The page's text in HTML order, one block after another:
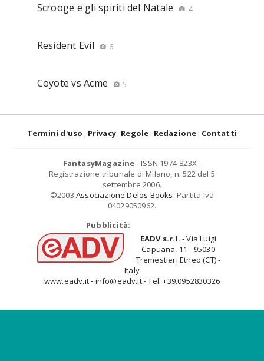
Scrooge e gli spiriti del Natale 4
Resident Evil 6
Coyote vs Acme 5
Termini d'uso Privacy Regole Redazione Contatti
FantasyMagazine - ISSN 1974-823X -
Registrazione tribunale di Milano, n. 522 del 5
settembre 2006.
©2003 Associazione Delos Books. Partita Iva
04029050962.
Pubblicità:
EADV s.r.l. - Via Luigi
Capuana, 11 - 95030
Tremestieri Etneo (CT) -
Italy
www.eadv.it - info@eadv.it - Tel: +39.0952830326